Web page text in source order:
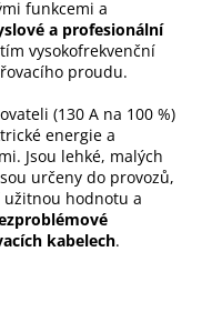
funkcemi a
a profesionální
vysokofrekvenční
proudu.
(130 A na 100 %)
energie a
Jsou lehké, malých
určeny do provozů,
hodnotu a
kabelech.